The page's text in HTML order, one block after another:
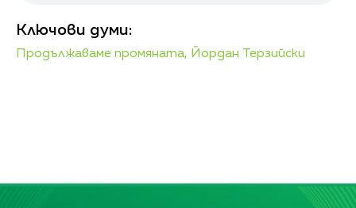
Ключови думи:
Продължаваме промяната, Йордан Терзийски